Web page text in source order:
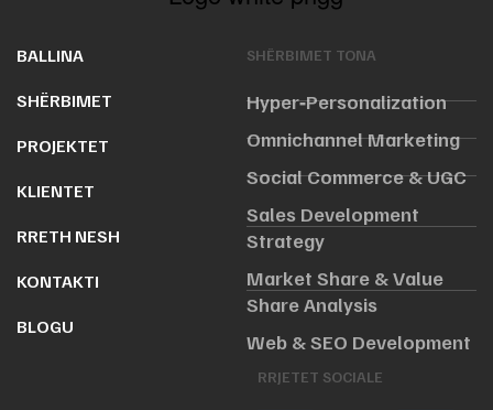
BALLINA
SHËRBIMET
PROJEKTET
KLIENTET
RRETH NESH
KONTAKTI
BLOGU
SHËRBIMET TONA
Hyper‑Personalization
Omnichannel Marketing
Social Commerce & UGC
Sales Development
Strategy
Market Share & Value
Share Analysis
Web & SEO Development
RRJETET SOCIALE